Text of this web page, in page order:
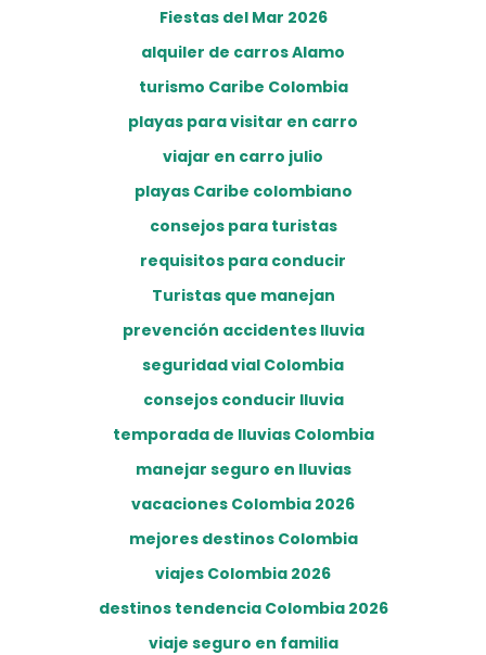
Fiestas del Mar 2026
alquiler de carros Alamo
turismo Caribe Colombia
playas para visitar en carro
viajar en carro julio
playas Caribe colombiano
consejos para turistas
requisitos para conducir
Turistas que manejan
prevención accidentes lluvia
seguridad vial Colombia
consejos conducir lluvia
temporada de lluvias Colombia
manejar seguro en lluvias
vacaciones Colombia 2026
mejores destinos Colombia
viajes Colombia 2026
destinos tendencia Colombia 2026
viaje seguro en familia